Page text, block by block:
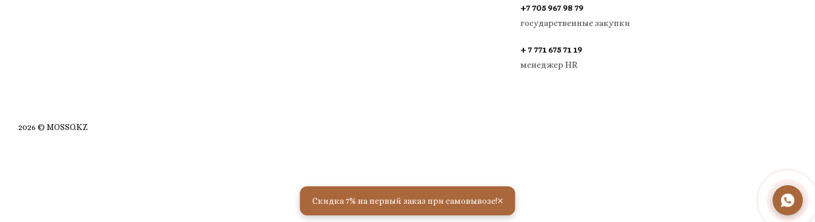
Скидка 7% на первый заказ при самовывозе!×
+7 705 967 98 79
государственные закупки
+ 7 771 675 71 19
менеджер HR
2026 © MOSSO.KZ